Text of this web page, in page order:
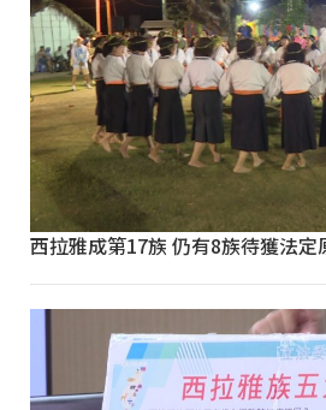
西拉雅成第17族 仍有8族待獲法定